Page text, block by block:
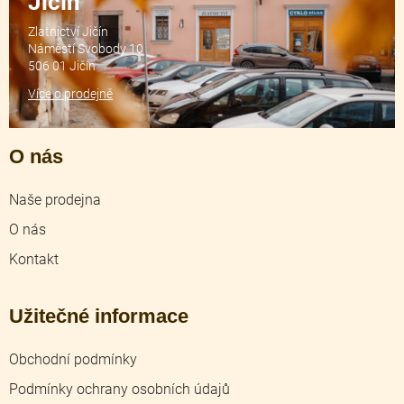
O nás
Naše prodejna
O nás
Kontakt
Užitečné informace
Obchodní podmínky
Podmínky ochrany osobních údajů
Zlatnictví Jičín
Náměstí Svobody 10
506 01 Jičín
Více o prodejně